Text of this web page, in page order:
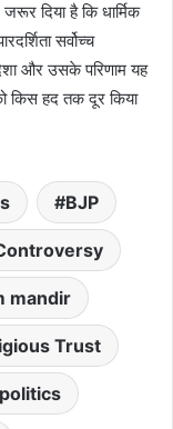
दिया है कि धार्मिक
सर्वोच्च
और उसके परिणाम यह
हद तक दूर किया
BJP
mandir
Trust